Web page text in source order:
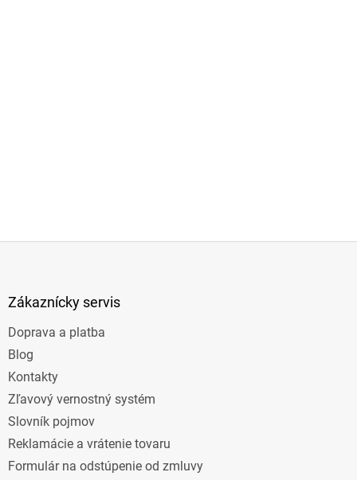
Zákaznícky servis
Doprava a platba
Blog
Kontakty
Zľavový vernostný systém
Slovník pojmov
Reklamácie a vrátenie tovaru
Formulár na odstúpenie od zmluvy